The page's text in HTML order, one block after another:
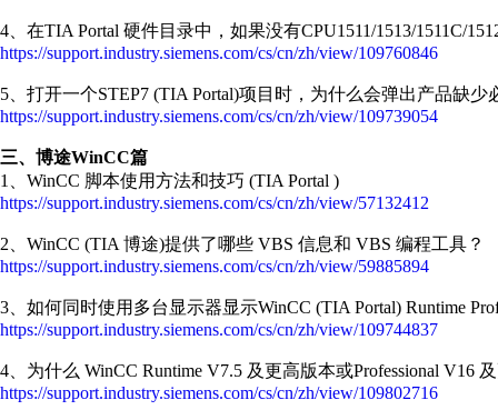
4、在TIA Portal 硬件目录中，如果没有CPU1511/1513/1511C/
https://support.industry.siemens.com/cs/cn/zh/view/109760846
5、打开一个STEP7 (TIA Portal)项目时，为什么会弹出产品缺少
https://support.industry.siemens.com/cs/cn/zh/view/109739054
三、博途WinCC篇
1、WinCC 脚本使用方法和技巧 (TIA Portal )
https://support.industry.siemens.com/cs/cn/zh/view/57132412
2、WinCC (TIA 博途)提供了哪些 VBS 信息和 VBS 编程工具？
https://support.industry.siemens.com/cs/cn/zh/view/59885894
3、如何同时使用多台显示器显示WinCC (TIA Portal) Runtime
https://support.industry.siemens.com/cs/cn/zh/view/109744837
4、为什么 WinCC Runtime V7.5 及更高版本或Professional V16
https://support.industry.siemens.com/cs/cn/zh/view/109802716